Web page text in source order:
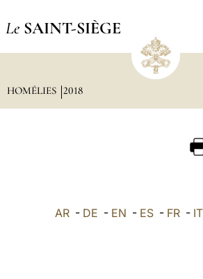
Le SAINT-SIÈGE
HOMÉLIES 2018
AR - DE - EN - ES - FR - IT